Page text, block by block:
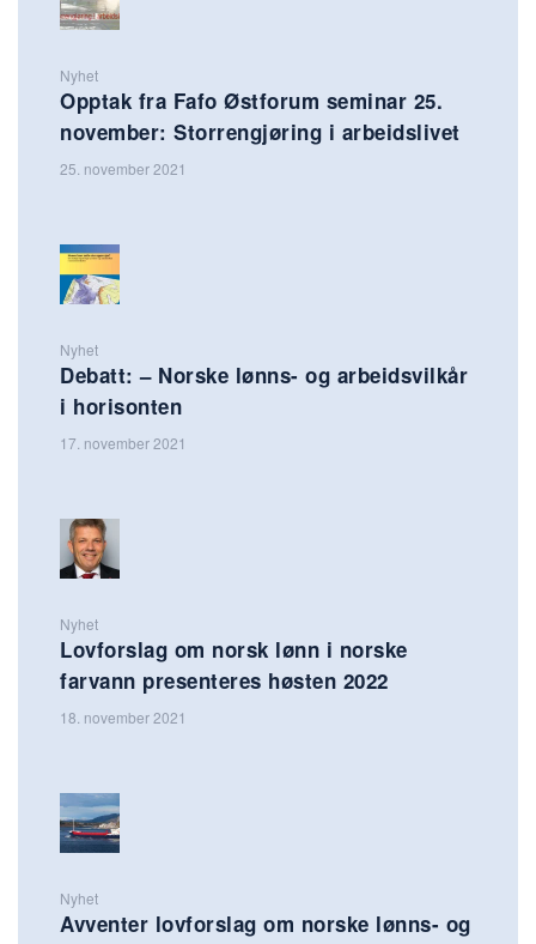
Nyhet
Opptak fra Fafo Østforum seminar 25.
november: Storrengjøring i arbeidslivet
25. november 2021
Nyhet
Debatt: – Norske lønns- og arbeidsvilkår
i horisonten
17. november 2021
Nyhet
Lovforslag om norsk lønn i norske
farvann presenteres høsten 2022
18. november 2021
Nyhet
Avventer lovforslag om norske lønns- og